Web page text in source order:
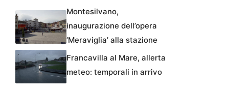
Montesilvano,
inaugurazione dell’opera
‘Meraviglia’ alla stazione
Francavilla al Mare, allerta
meteo: temporali in arrivo